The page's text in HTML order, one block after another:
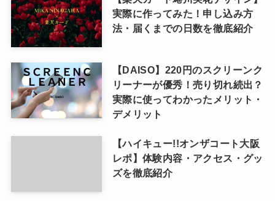
実際に作ってみた！申し込み方
法・届くまでの日数を徹底紹介
【DAISO】220円のスクリーンク
リーナーが優秀！売り切れ続出？
実際に使ってわかったメリット・
デメリット
【ハイキュー!!オンザコート大阪
レポ】体験内容・アクセス・グッ
ズを徹底紹介